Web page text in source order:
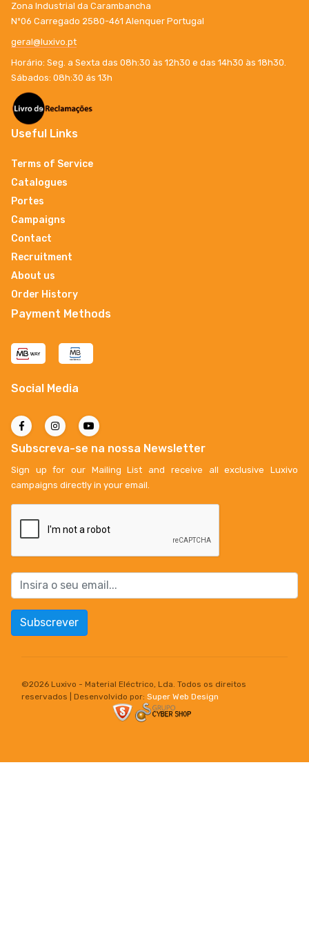
Zona Industrial da Carambancha
Nº06 Carregado 2580-461 Alenquer Portugal
geral@luxivo.pt
Horário: Seg. a Sexta das 08h:30 às 12h30 e das 14h30 às 18h30.
Sábados: 08h:30 ás 13h
Useful Links
Terms of Service
Catalogues
Portes
Campaigns
Contact
Recruitment
About us
Order History
Payment Methods
Social Media
Subscreva-se na nossa Newsletter
Sign up for our Mailing List and receive all exclusive Luxivo
campaigns directly in your email.
Subscrever
©2026 Luxivo - Material Eléctrico, Lda. Todos os direitos
reservados | Desenvolvido por: Super Web Design